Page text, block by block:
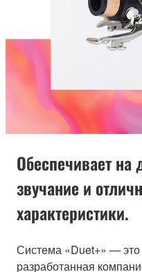
Обеспечивает на
звучание и
характеристики.
Система «Duet+» — это
разработанная